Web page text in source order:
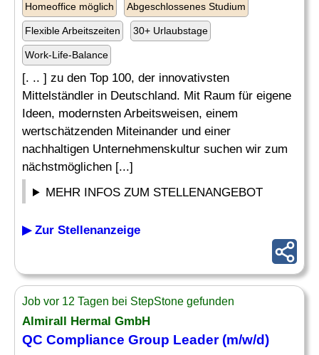
Homeoffice möglich Abgeschlossenes Studium
Flexible Arbeitszeiten 30+ Urlaubstage
Work-Life-Balance
[. .. ] zu den Top 100, der innovativsten
Mittelständler in Deutschland. Mit Raum für eigene
Ideen, modernsten Arbeitsweisen, einem
wertschätzenden Miteinander und einer
nachhaltigen Unternehmenskultur suchen wir zum
nächstmöglichen [...]
MEHR INFOS ZUM STELLENANGEBOT
▶ Zur Stellenanzeige
Job vor 12 Tagen bei StepStone gefunden
Almirall Hermal GmbH
QC Compliance Group Leader(m/w/d)